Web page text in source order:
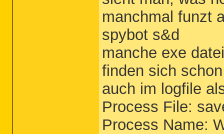
manchmal funzt
spybot s&d
manche exe
finden sich
auch im logfile
Process File:
Process Name: